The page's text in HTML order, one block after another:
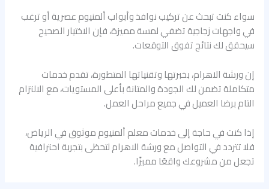
سواء كنت تبحث عن تركيب نوافذ وأبواب ألمنيوم عصرية أو ترغب
في واجهات زجاجية تضفي لمسة مميزة، فإن الاختيار الصحيح
سيحقق لك نتائج تفوق التوقعات.
إن ورشة الاهرام، بخبرتها وتقنياتها المتطورة، تقدم خدمات
متكاملة تضمن لك الجودة والمتانة بأعلى المستويات، مع الالتزام
التام برضا العميل في جميع مراحل العمل.
إذا كنت في حاجة إلى خدمات معلم ألمنيوم موثوق في الرياض،
فلا تتردد في التواصل مع ورشة الاهرام لتحظى بتجربة احترافية
تجعل من مشروعك واقعًا مميزًا.